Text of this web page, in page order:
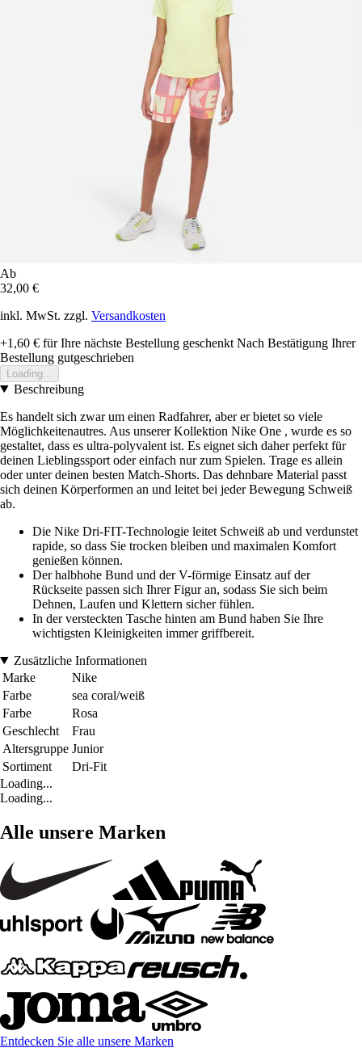
Ab
32,00 €
inkl. MwSt. zzgl. Versandkosten
+1,60 € für Ihre nächste Bestellung geschenkt Nach Bestätigung Ihrer
Bestellung gutgeschrieben
Loading...
Beschreibung
Es handelt sich zwar um einen Radfahrer, aber er bietet so viele
Möglichkeitenautres. Aus unserer Kollektion Nike One , wurde es so
gestaltet, dass es ultra-polyvalent ist. Es eignet sich daher perfekt für
deinen Lieblingssport oder einfach nur zum Spielen. Trage es allein
oder unter deinen besten Match-Shorts. Das dehnbare Material passt
sich deinen Körperformen an und leitet bei jeder Bewegung Schweiß
ab.
Die Nike Dri-FIT-Technologie leitet Schweiß ab und verdunstet
rapide, so dass Sie trocken bleiben und maximalen Komfort
genießen können.
Der halbhohe Bund und der V-förmige Einsatz auf der
Rückseite passen sich Ihrer Figur an, sodass Sie sich beim
Dehnen, Laufen und Klettern sicher fühlen.
In der versteckten Tasche hinten am Bund haben Sie Ihre
wichtigsten Kleinigkeiten immer griffbereit.
Zusätzliche Informationen
Marke
Nike
Farbe
sea coral/weiß
Farbe
Rosa
Geschlecht
Frau
Altersgruppe Junior
Sortiment
Dri-Fit
Loading...
Loading...
Alle unsere Marken
Entdecken Sie alle unsere Marken